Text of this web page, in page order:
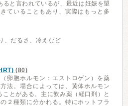
と言われているが、最近は妊娠を望
ていることもあり、実際はもっと多
、だるさ、冷えなど
(80)
卵胞ホルモン：エストロゲン）を薬
法。場合によっては、黄体ホルモン
とがある。主に飲み薬（経口剤）と
２種類に分かれる。特にホットフラ